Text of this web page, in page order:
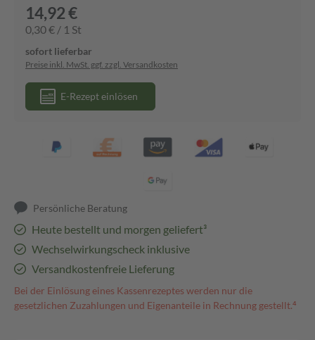
14,92 €
0,30 € / 1 St
sofort lieferbar
Preise inkl. MwSt. ggf. zzgl. Versandkosten
E-Rezept einlösen
Persönliche Beratung
Heute bestellt und morgen geliefert³
Wechselwirkungscheck inklusive
Versandkostenfreie Lieferung
Bei der Einlösung eines Kassenrezeptes werden nur die
gesetzlichen Zuzahlungen und Eigenanteile in Rechnung gestellt.⁴